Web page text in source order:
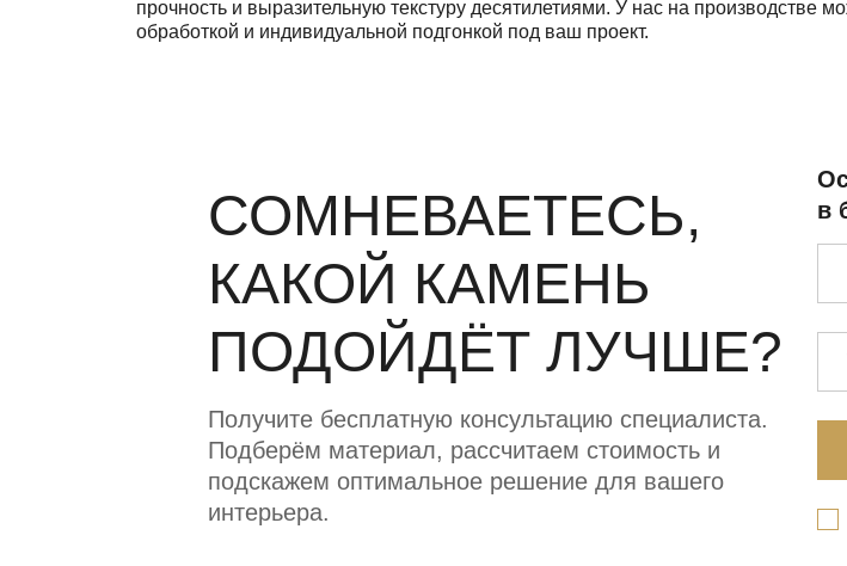
прочность и выразительную текстуру десятилетиями. У нас на производстве
обработкой и индивидуальной подгонкой под ваш проект.
СОМНЕВАЕТЕСЬ,
КАКОЙ КАМЕНЬ
ПОДОЙДЁТ ЛУЧШЕ?
Получите бесплатную консультацию специалиста.
Подберём материал, рассчитаем стоимость и
подскажем оптимальное решение для вашего
интерьера.
в